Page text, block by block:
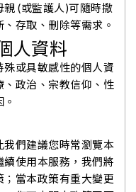
(或監護人)可隨時撤
存取、刪除等需求。
人資料
或具敏感性的個人資
政治、宗教信仰、性
們建議您時常瀏覽本
使用本服務，我們將
當本政策有重大變更